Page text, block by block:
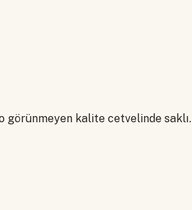
görünmeyen kalite cetvelinde saklı.